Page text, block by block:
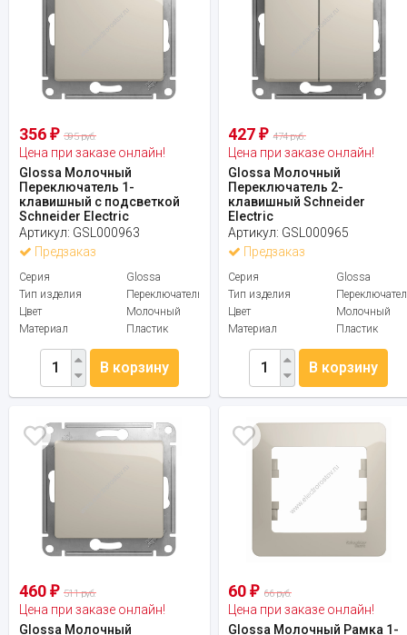
356 ₽ 395 руб.
Цена при заказе онлайн!
Glossa Молочный
Переключатель 1-
клавишный с подсветкой
Schneider Electric
Артикул: GSL000963
Предзаказ
Серия
Glossa
Тип изделия
Переключатель
Цвет
Молочный
Материал
Пластик
В корзину
427₽ 474 руб.
Цена при заказе онлайн!
Glossa Молочный
Переключатель 2-
клавишный Schneider
Electric
Артикул: GSL000965
Предзаказ
Серия
Glossa
Тип изделия
Цвет
Молочный
Материал
Пластик
В корзину
460 ₽ 511 руб.
Цена при заказе онлайн!
Glossa Молочный
60₽ 66 руб.
Цена при заказе онлайн!
Glossa Молочный Рамка 1-